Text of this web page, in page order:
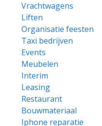
Vrachtwagens
Liften
Organisatie feesten
Taxi bedrijven
Events
Meubelen
Interim
Leasing
Restaurant
Bouwmateriaal
Iphone reparatie